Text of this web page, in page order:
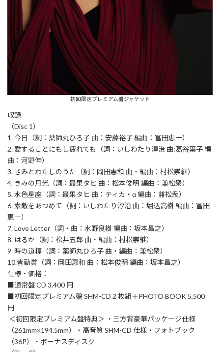
初回限定プレミアム盤ジャケット
収録
（Disc 1）
1. 今日（詞：薬師丸ひろ子 曲：安藤裕子 編曲：冨田恵一）
2. 愛することにもし疲れても（詞：いしわたり淳治 曲:葛谷葉子 編
曲：河野伸）
3. きみとわたしのうた（詞：岡田惠和 曲・編曲：村松崇継）
4. きみの月光（詞：最果タヒ 曲：松本俊明 編曲：兼松衆）
5. 水色星座（詞：最果タヒ 曲：ティカ・α 編曲：兼松衆）
6. 素敵をあつめて（詞：いしわたり淳治 曲：堀込高樹 編曲：冨田
恵一）
7. Love Letter（詞・曲：水野良樹 編曲：坂本昌之）
8. はるか（詞：松井五郎 曲・編曲：村松崇継）
9. 時の道標（詞：薬師丸ひろ子 曲・編曲：兼松衆）
10.皆勤賞（詞：岡田惠和 曲：松本俊明 編曲：坂本昌之）
仕様・価格：
■通常盤 CD 3,400 円
■初回限定プレミアム盤 SHM-CD 2 枚組＋PHOTO BOOK 5,500
円
＜初回限定プレミアム盤特典＞ ・三方背豪華パッケージ仕様
（261mm×194.5mm）・高音質 SHM-CD 仕様・フォトブック
（36P）・ボーナスディスク